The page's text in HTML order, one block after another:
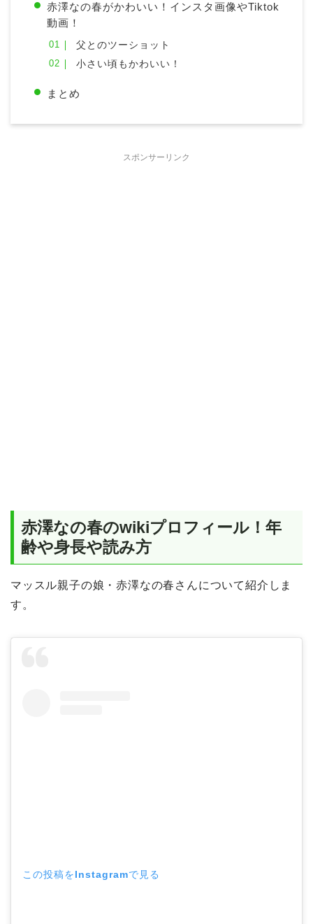
赤澤なの春がかわいい！インスタ画像やTiktok
動画！
父とのツーショット
小さい頃もかわいい！
まとめ
スポンサーリンク
赤澤なの春のwikiプロフィール！年
齢や身長や読み方
マッスル親子の娘・赤澤なの春さんについて紹介しま
す。
この投稿をInstagramで見る